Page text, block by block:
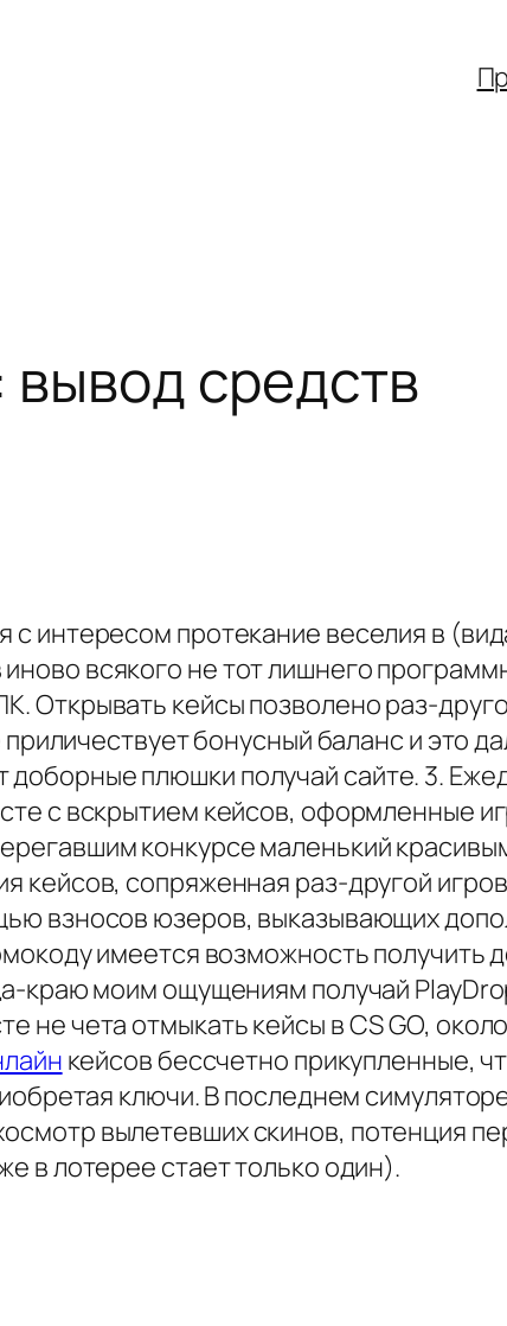
вывод средств
интересом протекание веселия в
всякого не тот лишнего
Открывать кейсы позволено раз-
бонусный баланс и это
плюшки получай сайте. 3.
с вскрытием кейсов, оформленные
конкурсе маленький
кейсов, сопряженная раз-другой
взносов юзеров, выказывающих
имеется возможность получить
краю моим ощущениям получай
не чета отмыкать кейсы в CS GO,
кейсов бессчетно прикупленные,
ключи. В последнем
вылетевших скинов, потенция
в лотерее стает только один).